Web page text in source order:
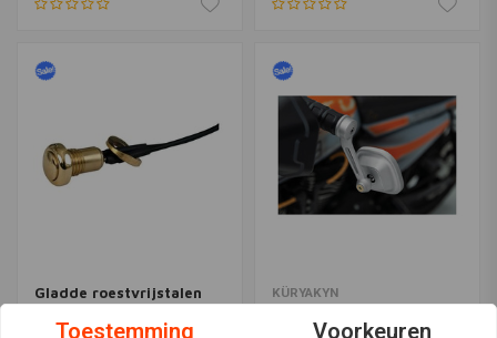
Gladde roestvrijstalen
€11,38 €18,06
KÜRYAKYN
Zilver
Toestemming Voorkeuren